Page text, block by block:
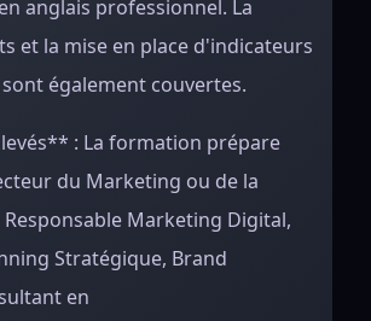
anglais professionnel. La
et la mise en place d'indicateurs
également couvertes.
: La formation prépare
du Marketing ou de la
Marketing Digital,
Stratégique, Brand
en